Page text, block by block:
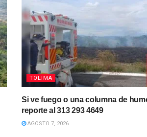
TOLIMA
Si ve fuego o una columna de
reporte al 313 293 4649
AGOSTO 7, 2026